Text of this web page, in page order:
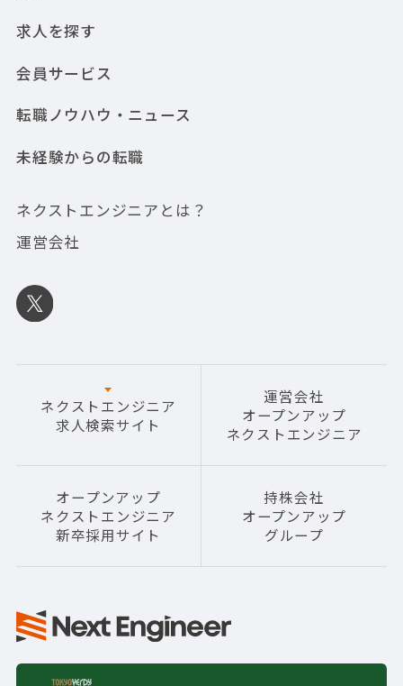
求人を探す
会員サービス
転職ノウハウ・ニュース
未経験からの転職
ネクストエンジニアとは？
運営会社
ネクストエンジニア
求人検索サイト
運営会社
オープンアップ
ネクストエンジニア
オープンアップ
ネクストエンジニア
新卒採用サイト
持株会社
オープンアップ
グループ